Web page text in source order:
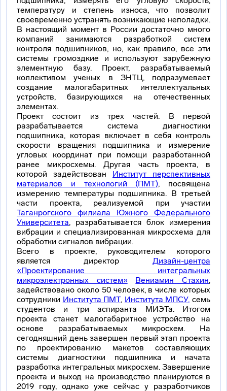
температуру и степень износа, что позволит
своевременно устранять возникающие неполадки.
В настоящий момент в России достаточно много
компаний занимаются разработкой систем
контроля подшипников, но, как правило, все эти
системы громоздкие и используют зарубежную
элементную базу. Проект, разрабатываемый
коллективом ученых в ЗНТЦ, подразумевает
создание малогабаритных интеллектуальных
устройств, базирующихся на отечественных
элементах.
Проект состоит из трех частей. В первой
разрабатывается система диагностики
подшипника, которая включает в себя контроль
скорости вращения подшипника и измерение
угловых координат при помощи разработанной
ранее микросхемы. Другая часть проекта, в
которой задействован Институт перспективных
материалов и технологий (ПМТ), посвящена
измерению температуры подшипника. В третьей
части проекта, реализуемой при участии
Таганрогского филиала Южного Федерального
Университета, разрабатывается блок измерения
вибрации и специализированная микросхема для
обработки сигналов вибрации.
Всего в проекте, руководителем которого
является директор Дизайн-центра
«Проектирование интегральных
микроэлектронных систем»
Вениамин Стахин,
задействовано около 50 человек, в числе которых
сотрудники Института ПМТ, Института МПСУ, семь
студентов и три аспиранта МИЭТа. Итогом
проекта станет малогабаритное устройство на
основе разрабатываемых микросхем. На
сегодняшний день завершен первый этап проекта
по проектированию макетов составляющих
системы диагностики подшипника и начата
разработка интегральных микросхем. Завершение
проекта и выход на производство планируются в
2019 году, однако уже сейчас у разработчиков